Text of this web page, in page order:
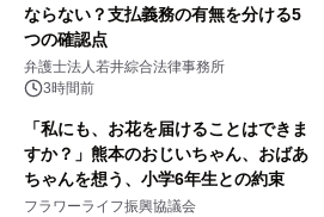
ならない？支払義務の有無を分ける5
つの確認点
弁護士法人若井綜合法律事務所
3時間前
「私にも、お花を届けることはできま
すか？」熊本のおじいちゃん、おばあ
ちゃんを想う、小学6年生との約束
フラワーライフ振興協議会